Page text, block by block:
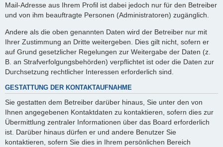
Mail-Adresse aus Ihrem Profil ist dabei jedoch nur für den Betreiber
und von ihm beauftragte Personen (Administratoren) zugänglich.
Andere als die oben genannten Daten wird der Betreiber nur mit
Ihrer Zustimmung an Dritte weitergeben. Dies gilt nicht, sofern er
auf Grund gesetzlicher Regelungen zur Weitergabe der Daten (z.
B. an Strafverfolgungsbehörden) verpflichtet ist oder die Daten zur
Durchsetzung rechtlicher Interessen erforderlich sind.
GESTATTUNG DER KONTAKTAUFNAHME
Sie gestatten dem Betreiber darüber hinaus, Sie unter den von
Ihnen angegebenen Kontaktdaten zu kontaktieren, sofern dies zur
Übermittlung zentraler Informationen über das Board erforderlich
ist. Darüber hinaus dürfen er und andere Benutzer Sie
kontaktieren, sofern Sie dies in Ihrem persönlichen Bereich